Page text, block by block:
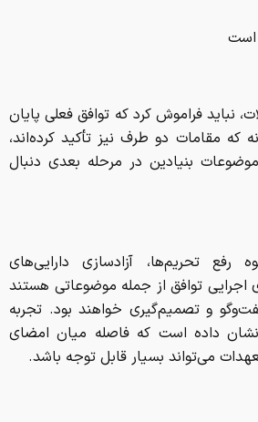
است
نباید فراموش کرد که توافق فعلی پایان
مقامات دو طرف نیز تأکید کرده‌اند،
بنیادین در مرحله بعدی دنبال
رفع تحریم‌ها، آزادسازی دارایی‌های
توافق از جمله موضوعاتی هستند
و تصمیم‌گیری خواهند بود. تجربه
داده است که فاصله میان امضای
می‌تواند بسیار قابل توجه باشد.